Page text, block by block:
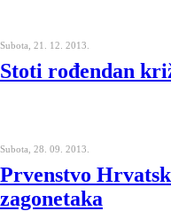
Subota, 21. 12. 2013.
Stoti rođendan
Subota, 28. 09. 2013.
Prvenstvo
zagonetaka